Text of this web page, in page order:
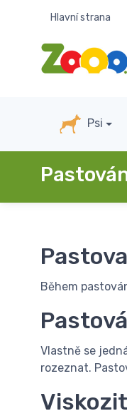
Hlavní strana
Psi
Během
Vlastně se
rozeznat.